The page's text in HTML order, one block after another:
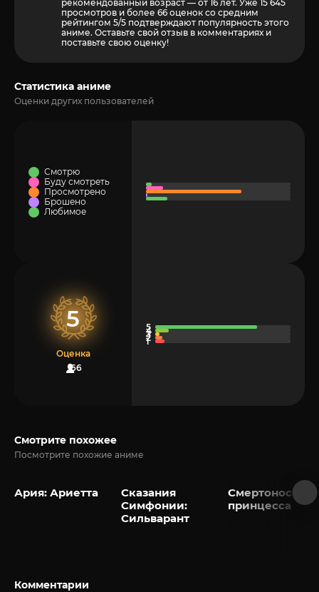
рекомендованный возраст — от 16 лет. Уже 15 645
просмотров и более 66 оценок со средним
рейтингом 5/5 подтверждают популярность этого
аниме. Оставьте свой отзыв в комментариях и
поставьте свою оценку!
Статистика аниме
Оценки других пользователей
Смотрю
Буду смотреть
Просмотрено
Брошено
Любимое
5
Оценка
66
Смотрите похожее
Посмотрите похожие аниме
Ария: Ариетта
Сказания
Симфонии:
Сильварант
Смертоносная
принцесса
Комментарии